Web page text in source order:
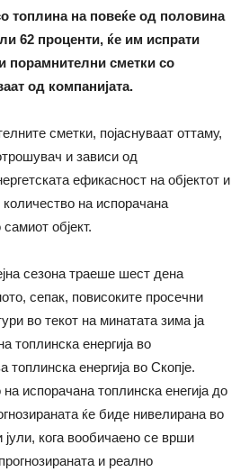
топлина на повеќе од половина
62 проценти, ќе им испрати
порамнителни сметки со
од компанијата.
сметки, појаснуваат оттаму,
и зависи од
ефикасност на објектот и
на испорачана
објект.
сезона траеше шест дена
сепак, повисоките просечни
во текот на минатата зима ја
топлинска енергија во
топлинска енергија во Скопје.
испорачана топлинска енегија до
ќе биде нивелирана во
јули, кога вообичаено се врши
и реално